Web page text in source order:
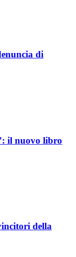
di
il nuovo libro
della